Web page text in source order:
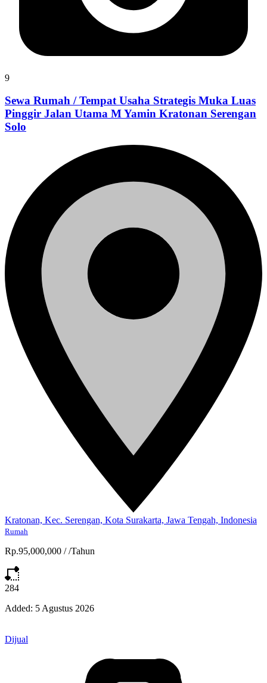
9
Sewa Rumah / Tempat Usaha Strategis Muka Luas
Pinggir Jalan Utama M Yamin Kratonan Serengan
Solo
Kratonan, Kec. Serengan, Kota Surakarta, Jawa Tengah, Indonesia
Rumah
Rp.95,000,000 / /Tahun
284
Added: 5 Agustus 2026
Dijual